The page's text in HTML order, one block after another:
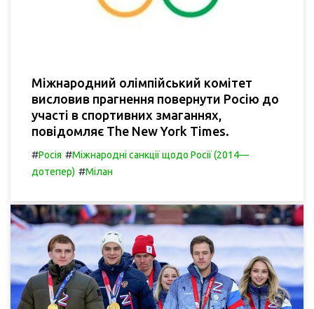
Міжнародний олімпійський комітет
висловив прагнення повернути Росію до
участі в спортивних змаганнях,
повідомляє The New York Times.
#Росія #Міжнародні санкції щодо Росії (2014—
дотепер) #Мілан